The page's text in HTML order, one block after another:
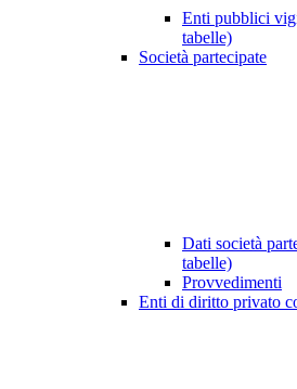
Enti pubblici
tabelle)
Società partecipate
Dati società
tabelle)
Provvedimenti
Enti di diritto privato